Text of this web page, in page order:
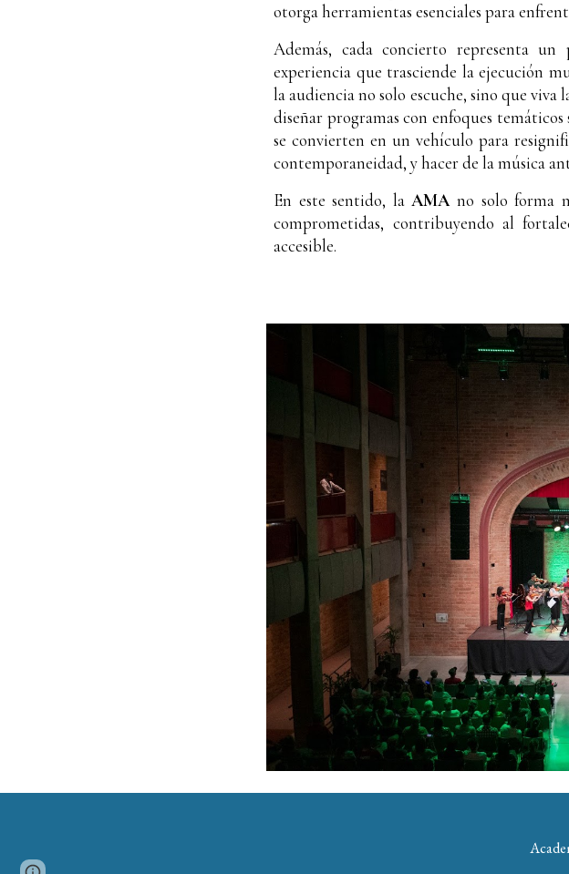
otorga herramientas esenciales para
Además, cada concierto representa
experiencia que trasciende la ejecución
la audiencia no solo escuche, sino que
diseñar programas con enfoques
se convierten en un vehículo para
contemporaneidad, y hacer de la música
En este sentido, laAMAno solo forma
comprometidas, contribuyendo al
accesible.